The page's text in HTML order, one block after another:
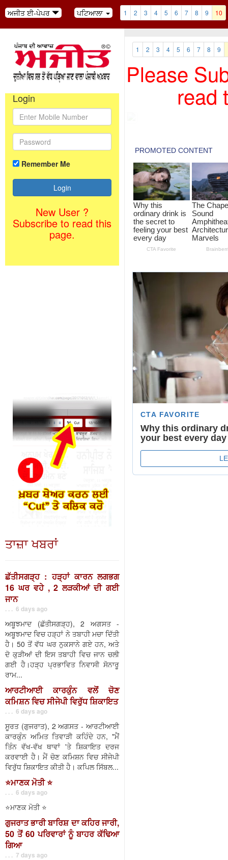
ਅਜੀਤ ਈ-ਪੇਪਰ ਪਟਿਆਲਾ 1 2 3 4 5 6 7 8 9 10
Login
Remember Me
New User ?
Subscribe to read this
page.
ਤਾਜ਼ਾ ਖਬਰਾਂ
ਛੱਤੀਸਗੜ੍ਹ : ਹੜ੍ਹਾਂ ਕਾਰਨ ਲਗਭਗ
16 ਘਰ ਵਹੇ , 2 ਲੜਕੀਆਂ ਦੀ ਗਈ
ਜਾਨ
. . . 6 days ago
ਅਬੂਝਮਾਦ (ਛੱਤੀਸਗੜ੍ਹ), 2 ਅਗਸਤ -
ਅਬੂਝਮਾਦ ਵਿਚ ਹੜ੍ਹਾਂ ਨੇ ਤਬਾਹੀ ਮਚਾ ਦਿੱਤੀ
ਹੈ। 50 ਤੋਂ ਵੱਧ ਘਰ ਨੁਕਸਾਨੇ ਗਏ ਹਨ, ਅਤੇ
ਦੋ ਕੁੜੀਆਂ ਦੀ ਇਸ ਤਬਾਹੀ ਵਿਚ ਜਾਨ ਚਲੀ
ਗਈ ਹੈ।ਹੜ੍ਹ ਪ੍ਰਭਾਵਿਤ ਨਿਵਾਸੀ ਸੋਨਾਰੂ
ਰਾਮ...
ਆਰਟੀਆਈ ਕਾਰਕੁੰਨ ਵਲੋਂ ਚੋਣ
ਕਮਿਸ਼ਨ ਵਿਚ ਸੀਜੇਪੀ ਵਿਰੁੱਧ ਸ਼ਿਕਾਇਤ
. . . 6 days ago
ਸੂਰਤ (ਗੁਜਰਾਤ), 2 ਅਗਸਤ - ਆਰਟੀਆਈ
ਕਾਰਕੁੰਨ ਅਮਿਤ ਤਿਵਾੜੀ ਕਹਿੰਦੇ ਹਨ, "ਮੈਂ
ਤਿੰਨ ਵੱਖ-ਵੱਖ ਥਾਵਾਂ 'ਤੇ ਸ਼ਿਕਾਇਤ ਦਰਜ
ਕਰਵਾਈ ਹੈ। ਮੈਂ ਚੋਣ ਕਮਿਸ਼ਨ ਵਿਚ ਸੀਜੇਪੀ
ਵਿਰੁੱਧ ਸ਼ਿਕਾਇਤ ਕੀਤੀ ਹੈ। ਕਪਿਲ ਸਿੱਬਲ...
⭐️ਮਾਣਕ ਮੋਤੀ ⭐️
. . . 6 days ago
⭐️ਮਾਣਕ ਮੋਤੀ ⭐️
ਗੁਜਰਾਤ ਭਾਰੀ ਬਾਰਿਸ਼ ਦਾ ਕਹਿਰ ਜਾਰੀ,
50 ਤੋਂ 60 ਪਰਿਵਾਰਾਂ ਨੂੰ ਬਾਹਰ ਕੱਢਿਆ
ਗਿਆ
. . . 7 days ago
1 2 3 4 5 6 7 8 9
Please
read